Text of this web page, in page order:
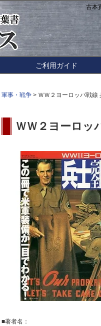
古本
ご利用ガイド
軍事・戦争 > ＷＷ２ヨーロッパ戦線
ＷＷ２ヨーロッ
■著者名：